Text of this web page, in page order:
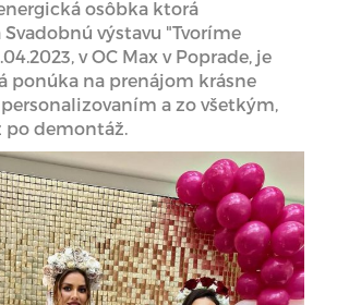
osôbka ktorá
výstavu "Tvoríme
v OC Max v Poprade, je
ponúka na prenájom krásne
a zo všetkým,
po demontáž.